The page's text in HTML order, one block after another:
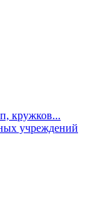
кружков...
учреждений